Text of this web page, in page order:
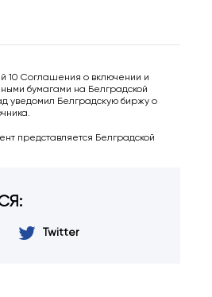
10 Соглашения о включении и
бумагами на Белградской
уведомил Белградскую биржу о
представляется Белградской
Twitter